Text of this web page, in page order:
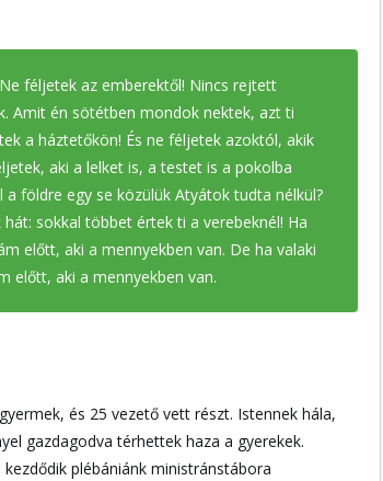
féljetek az emberektől! Nincs rejtett
Amit én sötétben mondok nektek, azt ti
a háztetőkön! És ne féljetek azoktól, akik
aki a lelket is, a testet is a pokolba
földre egy se közülük Atyátok tudta nélkül?
sokkal többet értek ti a verebeknél! Ha
előtt, aki a mennyekben van. De ha valaki
előtt, aki a mennyekben van.
és 25 vezető vett részt. Istennek hála,
gazdagodva térhettek haza a gyerekek.
plébániánk ministránstábora